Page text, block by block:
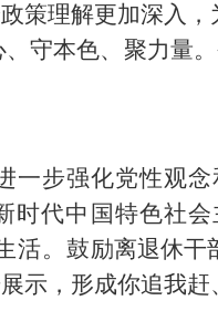
策理解更加深入
守本色、聚力量。
一步强化党性观
时代中国特色社
活。鼓励离退休干
示，形成你追我